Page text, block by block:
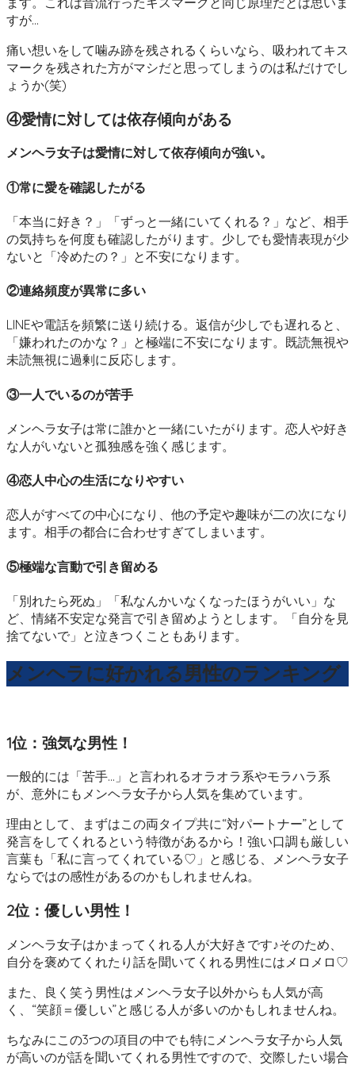
すが…
痛い想いをして噛み跡を残されるくらいなら、吸われてキス
マークを残された方がマシだと思ってしまうのは私だけでし
ょうか(笑)
④愛情に対しては依存傾向がある
メンヘラ女子は愛情に対して依存傾向が強い。
①常に愛を確認したがる
「本当に好き？」「ずっと一緒にいてくれる？」など、相手
の気持ちを何度も確認したがります。少しでも愛情表現が少
ないと「冷めたの？」と不安になります。
②連絡頻度が異常に多い
LINEや電話を頻繁に送り続ける。返信が少しでも遅れると、
「嫌われたのかな？」と極端に不安になります。既読無視や
未読無視に過剰に反応します。
③一人でいるのが苦手
メンヘラ女子は常に誰かと一緒にいたがります。恋人や好き
な人がいないと孤独感を強く感じます。
④恋人中心の生活になりやすい
恋人がすべての中心になり、他の予定や趣味が二の次になり
ます。相手の都合に合わせすぎてしまいます。
⑤極端な言動で引き留める
「別れたら死ぬ」「私なんかいなくなったほうがいい」な
ど、情緒不安定な発言で引き留めようとします。「自分を見
捨てないで」と泣きつくこともあります。
メンヘラに好かれる男性のランキング
1位：強気な男性！
一般的には「苦手…」と言われるオラオラ系やモラハラ系
が、意外にもメンヘラ女子から人気を集めています。
理由として、まずはこの両タイプ共に“対パートナー”として
発言をしてくれるという特徴があるから！強い口調も厳しい
言葉も「私に言ってくれている♡」と感じる、メンヘラ女子
ならではの感性があるのかもしれませんね。
2位：優しい男性！
メンヘラ女子はかまってくれる人が大好きです♪そのため、
自分を褒めてくれたり話を聞いてくれる男性にはメロメロ♡
また、良く笑う男性はメンヘラ女子以外からも人気が高
く、“笑顔＝優しい”と感じる人が多いのかもしれませんね。
ちなみにこの3つの項目の中でも特にメンヘラ女子から人気
が高いのが話を聞いてくれる男性ですので、交際したい場合